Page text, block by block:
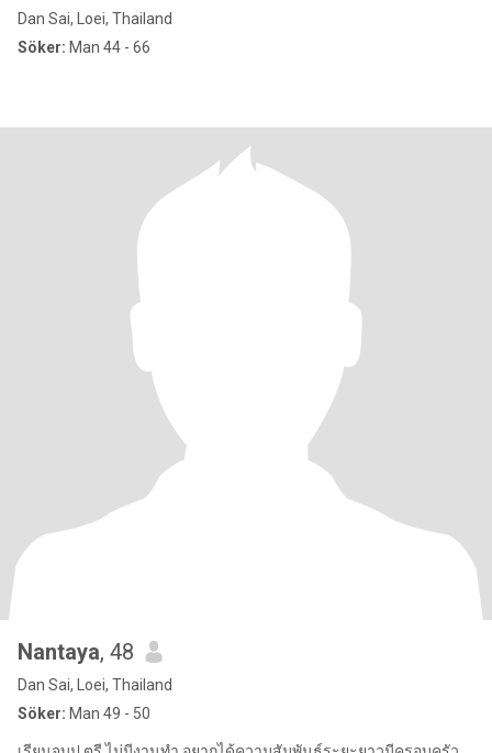
Dan Sai, Loei, Thailand
Söker: Man 44 - 66
ืNantaya, 48
Dan Sai, Loei, Thailand
Söker: Man 49 - 50